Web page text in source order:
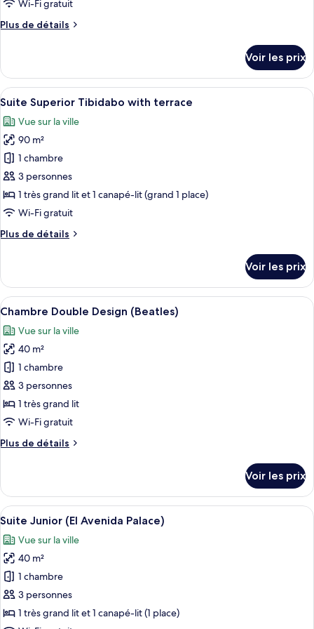
chambre :
Suite
Wi-Fi gratuit
Plus de détails
Plus
le
type
de
Suite
Supérieure,
terrasse
Voir les prix
Afficher
toutes
les
photos
pour
ce
type
de
chambre :
Suite
with
terrace
Une chambre d’hôtel avec un
13
Suite Superior Tibidabo with terrace
Vue sur la ville
90 m²
1 chambre
3 personnes
1 très grand lit et 1 canapé-lit (grand 1 place)
Wi-Fi gratuit
Plus de détails
Plus
le
type
de
Suite
Superior
Tibidabo
with
terrace
Voir les prix
Afficher
toutes
les
photos
pour
ce
type
de
chambre :
Chambre
(Beatles)
Une chambre d’hôtel avec un
9
Chambre Double Design (Beatles)
Vue sur la ville
40 m²
1 chambre
3 personnes
1 très grand lit
Wi-Fi gratuit
Plus de détails
Plus
le
type
de
Chambre
Double
Design
(Beatles)
Voir les prix
Afficher
toutes
les
photos
pour
ce
type
de
Une chambre d’hôtel avec un
12
Suite Junior (El Avenida Palace)
Vue sur la ville
40 m²
1 chambre
3 personnes
1 très grand lit et 1 canapé-lit (1 place)